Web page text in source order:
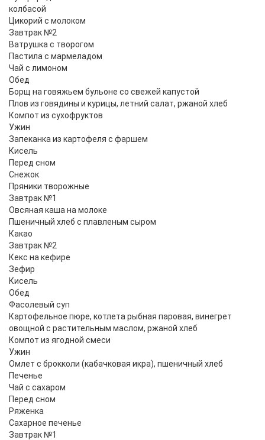
колбасой
Цикорий с молоком
Завтрак №2
Ватрушка с творогом
Пастила с мармеладом
Чай с лимоном
Обед
Борщ на говяжьем бульоне со свежей капустой
Плов из говядины и курицы, летний салат, ржаной хлеб
Компот из сухофруктов
Ужин
Запеканка из картофеля с фаршем
Кисель
Перед сном
Снежок
Пряники творожные
Завтрак №1
Овсяная каша на молоке
Пшеничный хлеб с плавленым сыром
Какао
Завтрак №2
Кекс на кефире
Зефир
Кисель
Обед
Фасолевый суп
Картофельное пюре, котлета рыбная паровая, винегрет
овощной с растительным маслом, ржаной хлеб
Компот из ягодной смеси
Ужин
Омлет с брокколи (кабачковая икра), пшеничный хлеб
Печенье
Чай с сахаром
Перед сном
Ряженка
Сахарное печенье
Завтрак №1